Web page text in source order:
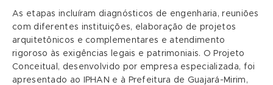
As etapas incluíram diagnósticos de engenharia, reuniões
com diferentes instituições, elaboração de projetos
arquitetônicos e complementares e atendimento
rigoroso às exigências legais e patrimoniais. O Projeto
Conceitual, desenvolvido por empresa especializada, foi
apresentado ao IPHAN e à Prefeitura de Guajará-Mirim,